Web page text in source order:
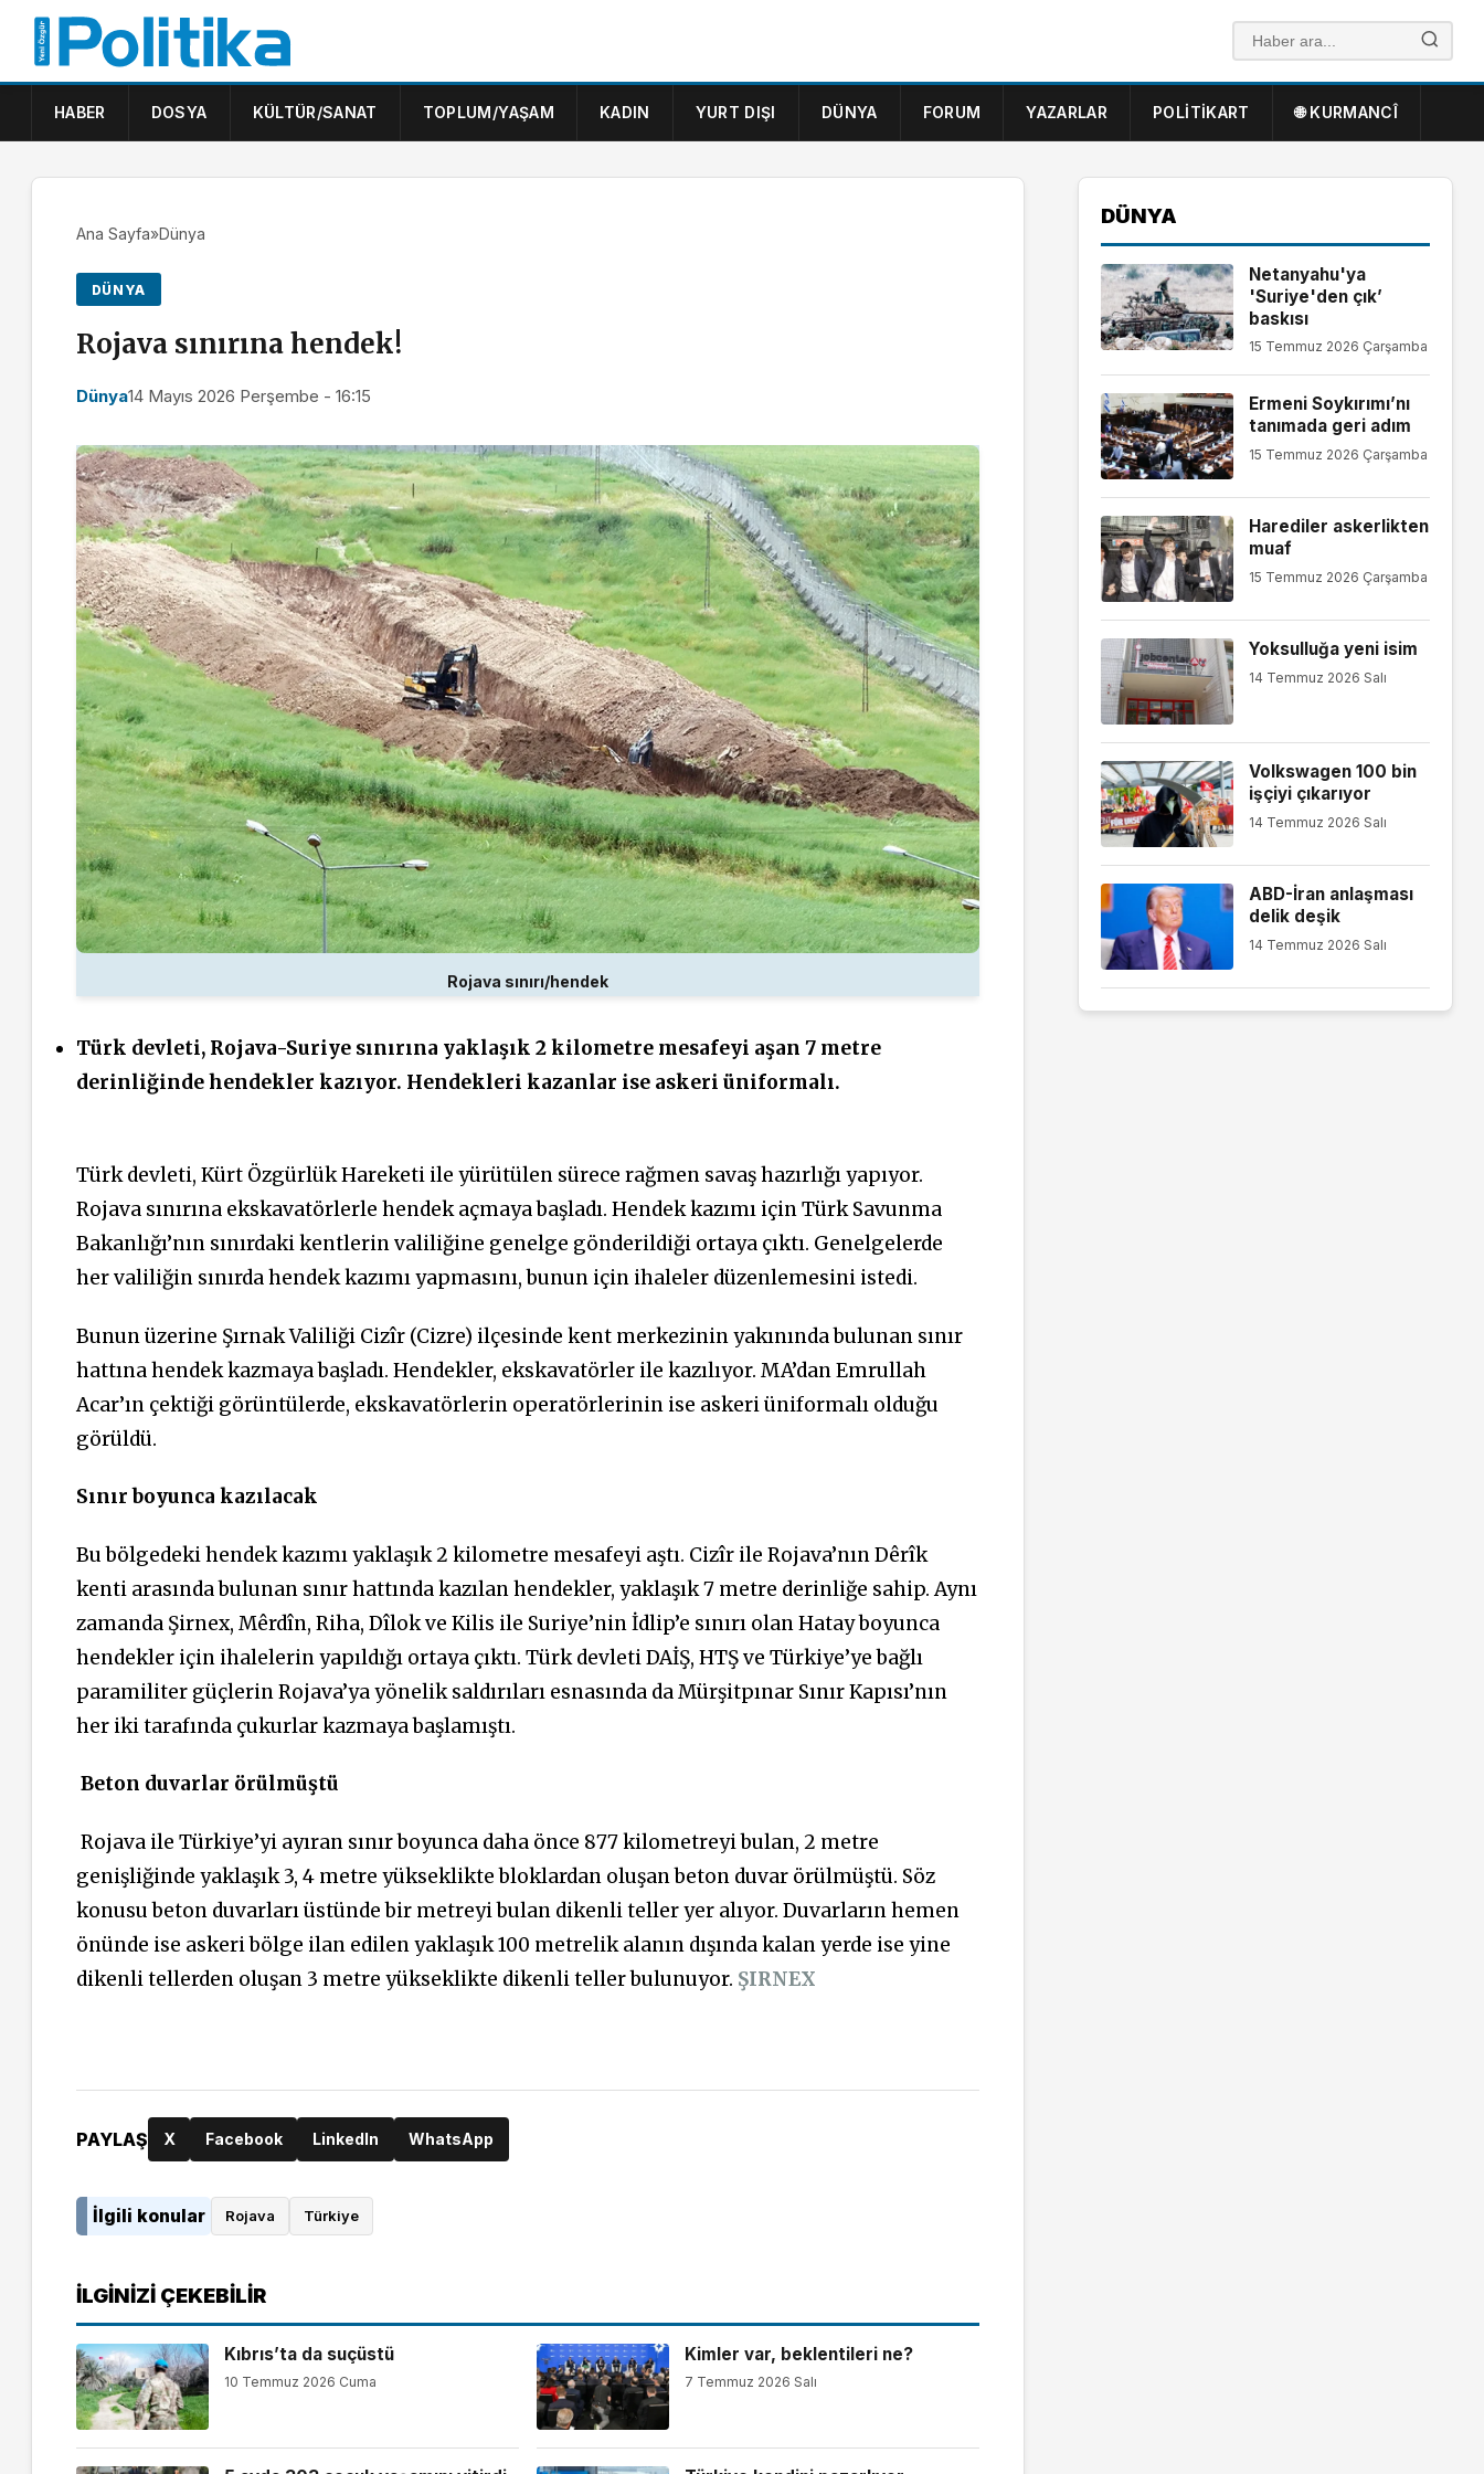
HABER DOSYA KÜLTÜR/SANAT TOPLUM/YAŞAM KADIN YURT DIŞI DÜNYA FORUM YAZARLAR POLITIKART 🌐 KURMANCÎ
Ana Sayfa»Dünya
DÜNYA
Rojava sınırına hendek!
Dünya14 Mayıs 2026 Perşembe - 16:15
Rojava sınırı/hendek
Türk devleti, Rojava-Suriye sınırına yaklaşık 2 kilometre mesafeyi aşan 7 metre
derinliğinde hendekler kazıyor. Hendekleri kazanlar ise askeri üniformalı.
Türk devleti, Kürt Özgürlük Hareketi ile yürütülen sürece rağmen savaş hazırlığı yapıyor.
Rojava sınırına ekskavatörlerle hendek açmaya başladı. Hendek kazımı için Türk Savunma
Bakanlığı’nın sınırdaki kentlerin valiliğine genelge gönderildiği ortaya çıktı. Genelgelerde
her valiliğin sınırda hendek kazımı yapmasını, bunun için ihaleler düzenlemesini istedi.
Bunun üzerine Şırnak Valiliği Cizîr (Cizre) ilçesinde kent merkezinin yakınında bulunan sınır
hattına hendek kazmaya başladı. Hendekler, ekskavatörler ile kazılıyor. MA’dan Emrullah
Acar’ın çektiği görüntülerde, ekskavatörlerin operatörlerinin ise askeri üniformalı olduğu
görüldü.
Sınır boyunca kazılacak
Bu bölgedeki hendek kazımı yaklaşık 2 kilometre mesafeyi aştı. Cizîr ile Rojava’nın Dêrîk
kenti arasında bulunan sınır hattında kazılan hendekler, yaklaşık 7 metre derinliğe sahip. Aynı
zamanda Şirnex, Mêrdîn, Riha, Dîlok ve Kilis ile Suriye’nin İdlip’e sınırı olan Hatay boyunca
hendekler için ihalelerin yapıldığı ortaya çıktı. Türk devleti DAİŞ, HTŞ ve Türkiye’ye bağlı
paramiliter güçlerin Rojava’ya yönelik saldırıları esnasında da Mürşitpınar Sınır Kapısı’nın
her iki tarafında çukurlar kazmaya başlamıştı.
Beton duvarlar örülmüştü
Rojava ile Türkiye’yi ayıran sınır boyunca daha önce 877 kilometreyi bulan, 2 metre
genişliğinde yaklaşık 3, 4 metre yükseklikte bloklardan oluşan beton duvar örülmüştü. Söz
konusu beton duvarları üstünde bir metreyi bulan dikenli teller yer alıyor. Duvarların hemen
önünde ise askeri bölge ilan edilen yaklaşık 100 metrelik alanın dışında kalan yerde ise yine
dikenli tellerden oluşan 3 metre yükseklikte dikenli teller bulunuyor. ŞIRNEX
PAYLAŞ X Facebook LinkedIn WhatsApp
İlgili konular Rojava Türkiye
İLGINIZI ÇEKEBILIR
Kıbrıs’ta da suçüstü
10 Temmuz 2026 Cuma
Kimler var, beklentileri ne?
7 Temmuz 2026 Salı
DÜNYA
Netanyahu'ya
'Suriye'den çık’
baskısı
15 Temmuz 2026 Çarşamba
Ermeni Soykırımı’nı
tanımada geri adım
15 Temmuz 2026 Çarşamba
Harediler askerlikten
muaf
15 Temmuz 2026 Çarşamba
Yoksulluğa yeni isim
14 Temmuz 2026 Salı
Volkswagen 100 bin
işçiyi çıkarıyor
14 Temmuz 2026 Salı
ABD-İran anlaşması
delik deşik
14 Temmuz 2026 Salı